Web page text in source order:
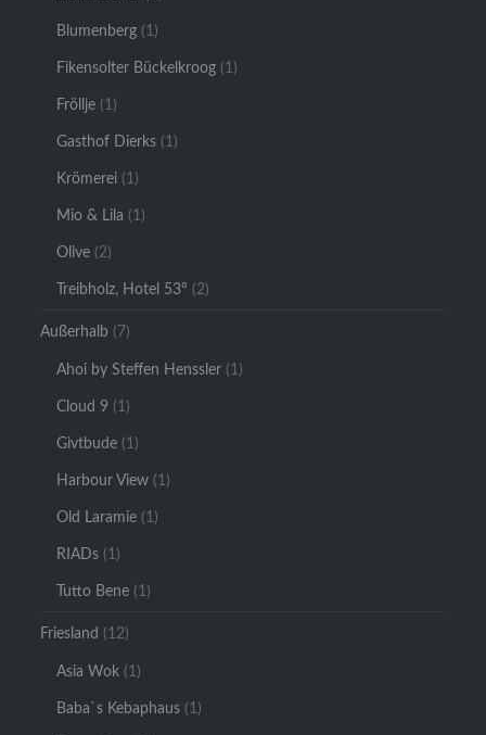
Blumenberg (1)
Fikensolter Bückelkroog (1)
Fröllje (1)
Gasthof Dierks (1)
Krömerei (1)
Mio & Lila (1)
Olive (2)
Treibholz, Hotel 53° (2)
Außerhalb (7)
Ahoi by Steffen Henssler (1)
Cloud 9 (1)
Givtbude (1)
Harbour View (1)
Old Laramie (1)
RIADs (1)
Tutto Bene (1)
Friesland (12)
Asia Wok (1)
Baba`s Kebaphaus (1)